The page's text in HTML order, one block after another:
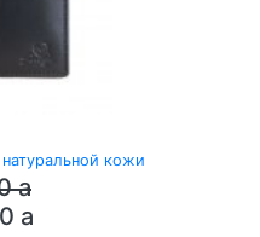
кожи
a
a